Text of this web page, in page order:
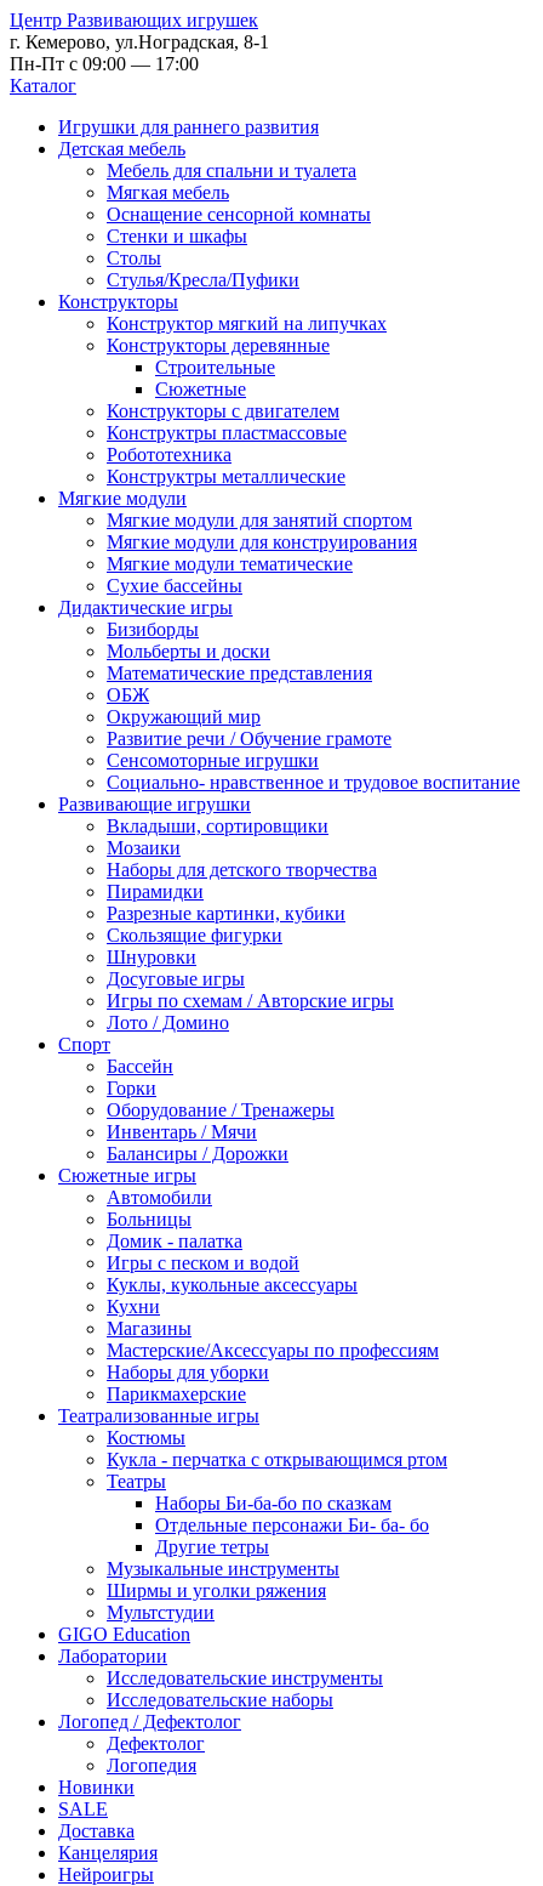
Центр Развивающих игрушек
г. Кемерово, ул.Ноградская, 8-1
Пн-Пт с 09:00 — 17:00
Каталог
Игрушки для раннего развития
Детская мебель
Мебель для спальни и туалета
Мягкая мебель
Оснащение сенсорной комнаты
Стенки и шкафы
Столы
Стулья/Кресла/Пуфики
Конструкторы
Конструктор мягкий на липучках
Конструкторы деревянные
Строительные
Сюжетные
Конструкторы с двигателем
Конструктры пластмассовые
Робототехника
Конструктры металлические
Мягкие модули
Мягкие модули для занятий спортом
Мягкие модули для конструирования
Мягкие модули тематические
Сухие бассейны
Дидактические игры
Бизиборды
Мольберты и доски
Математические представления
ОБЖ
Окружающий мир
Развитие речи / Обучение грамоте
Сенсомоторные игрушки
Социально- нравственное и трудовое воспитание
Развивающие игрушки
Вкладыши, сортировщики
Мозаики
Наборы для детского творчества
Пирамидки
Разрезные картинки, кубики
Скользящие фигурки
Шнуровки
Досуговые игры
Игры по схемам / Авторские игры
Лото / Домино
Спорт
Бассейн
Горки
Оборудование / Тренажеры
Инвентарь / Мячи
Балансиры / Дорожки
Сюжетные игры
Автомобили
Больницы
Домик - палатка
Игры с песком и водой
Куклы, кукольные аксессуары
Кухни
Магазины
Мастерские/Аксессуары по профессиям
Наборы для уборки
Парикмахерские
Театрализованные игры
Костюмы
Кукла - перчатка с открывающимся ртом
Театры
Наборы Би-ба-бо по сказкам
Отдельные персонажи Би- ба- бо
Другие тетры
Музыкальные инструменты
Ширмы и уголки ряжения
Мультстудии
GIGO Education
Лаборатории
Исследовательские инструменты
Исследовательские наборы
Логопед / Дефектолог
Дефектолог
Логопедия
Новинки
SALE
Доставка
Канцелярия
Нейроигры